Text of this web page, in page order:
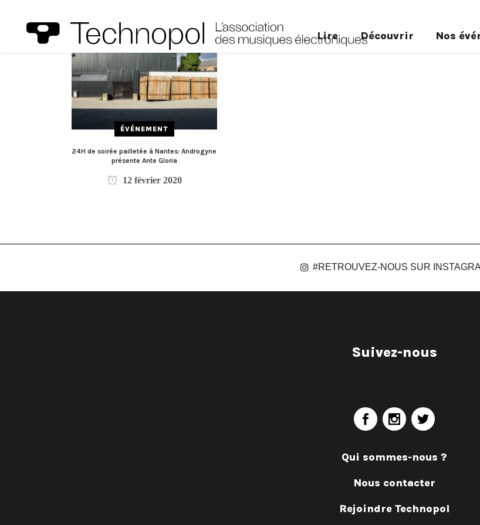
Lire Découvrir Nos
ÉVÉNEMENT
24H de soirée pailletée à Nantes: Androgyne
présente Ante Gloria
12 février 2020
#RETROUVEZ-NOUS SUR
Suivez-nous
Qui sommes-nous ?
Nous contacter
Rejoindre Technopol